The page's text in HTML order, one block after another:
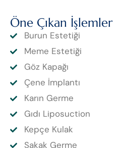
Öne Çıkan İşlemler
Burun Estetiği
Meme Estetiği
Göz Kapağı
Çene İmplantı
Karın Germe
Gıdı Liposuction
Kepçe Kulak
Şakak Germe